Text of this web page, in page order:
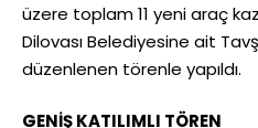
üzere toplam 11 yeni araç
Dilovası Belediyesine ait
düzenlenen törenle yapıldı.
GENİŞ KATILIMLI TÖREN